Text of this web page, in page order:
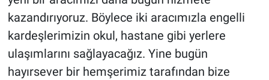
kazandırıyoruz. Böylece iki aracımızla engelli
kardeşlerimizin okul, hastane gibi yerlere
ulaşımlarını sağlayacağız. Yine bugün
hayırsever bir hemşerimiz tarafından bize